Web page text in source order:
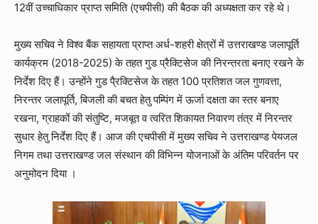
12वीं उच्चाधिकार प्राप्त समिति (एचपीसी) की बैठक की अध्यक्षता कर रहे थे।
मुख्य सचिव ने विश्व बैंक सहायता प्राप्त अर्ध-शहरी क्षेत्रों में उत्तराखण्ड जलापूर्ति
कार्यक्रम (2018-2025) के तहत गुड प्रैक्टिसेज की निरन्तरता बनाए रखने के
निर्देश दिए हैं। उन्होंने गुड पै्रक्टिसेज के तहत 100 प्रतिशत जल गुणवत्ता,
निरन्तर जलापूर्ति, बिजली की बचत हेतु पम्पिंग में ऊर्जा दक्षता का स्तर बनाए
रखना, ग्राहकों की संतुष्टि, मजबूत व त्वरित शिकायत निवारण तंत्र में निरन्तर
सुधार हेतु निर्देश दिए हैं। आज की एचपीसी में मुख्य सचिव ने उत्तराखण्ड पेयजल
निगम तथा उत्तराखण्ड जल संस्थान की विभिन्न योजनाओं के अंतिम परिवर्तन पर
अनुमोदन दिया ।